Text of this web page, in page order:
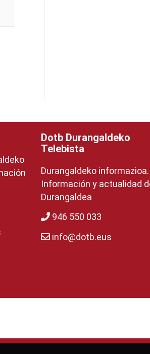
Dotb Durangaldeko
Telebista
Durangaldeko informazioa.
Información y actualidad
Durangaldea
946 550 033
info@dotb.eus